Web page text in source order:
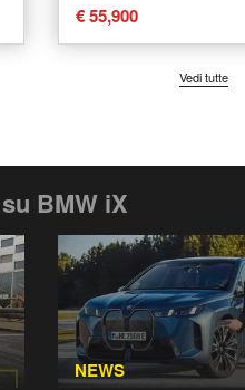
€ 55,900
Vedi tutte
BMW iX
NEWS